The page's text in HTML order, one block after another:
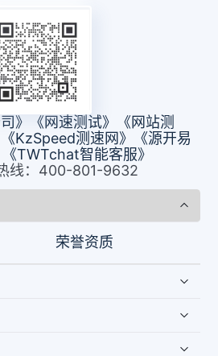
线：400-801-9632
》 《网速测试》
《网站测
《KzSpeed测速网》
《源开易
《TWTchat智能客服》
荣誉资质